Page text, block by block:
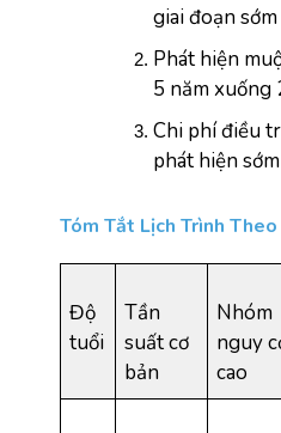
giai đoạn sớm
Phát hiện
5 năm xuống
Chi phí điều
phát hiện sớm
Tóm Tắt Lịch Trình
Độ
tuổi
Tần
suất cơ
bản
Nhóm
nguy
cao